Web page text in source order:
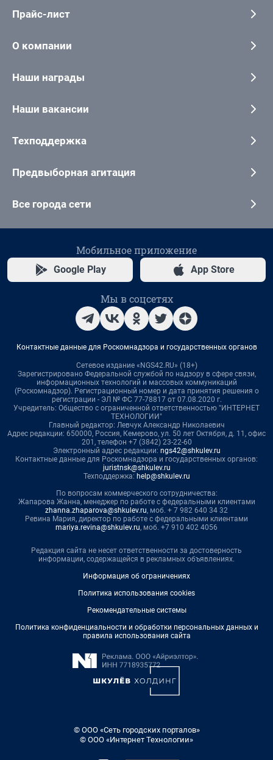
Прайс-лист
О компании
Наши награды
Наши вакансии
Техподдержка
Предвыборная агитация
Все города сети
Мобильное приложение
Google Play App Store
Мы в соцсетях
Контактные данные для Роскомнадзора и государственных органов
Сетевое издание «NGS42.RU» (18+)
Зарегистрировано Федеральной службой по надзору в сфере связи,
информационных технологий и массовых коммуникаций
(Роскомнадзор). Регистрационный номер и дата принятия решения о
регистрации - ЭЛ № ФС 77-78817 от 07.08.2020 г.
Учредитель: Общество с ограниченной ответственностью "ИНТЕРНЕТ
ТЕХНОЛОГИИ"
Главный редактор: Левчук Александр Николаевич
Адрес редакции: 650000, Россия, Кемерово, ул. 50 лет Октября, д. 11, офис
201, телефон +7 (3842) 23-22-60
Электронный адрес редакции: ngs42@shkulev.ru
Контактные данные для Роскомнадзора и государственных органов:
juristnsk@shkulev.ru
Техподдержка: help@shkulev.ru
По вопросам коммерческого сотрудничества:
Жапарова Жанна, менеджер по работе с федеральными клиентами
zhanna.zhaparova@shkulev.ru, моб. + 7 982 640 34 32
Ревина Мария, директор по работе с федеральными клиентами
mariya.revina@shkulev.ru, моб. +7 910 402 4056
Редакция сайта не несет ответственности за достоверность
информации, содержащейся в рекламных объявлениях.
Информация об ограничениях
Политика использования cookies
Рекомендательные системы
Политика конфиденциальности и обработки персональных данных и
правила использования сайта
© ООО «Сеть городских порталов»
© ООО «Интернет Технологии»